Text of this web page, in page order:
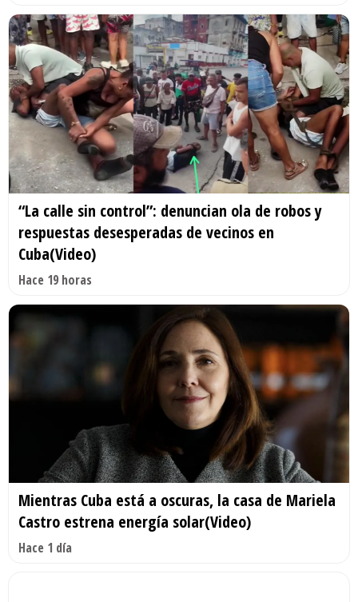
“La calle sin control”: denuncian ola de robos y
respuestas desesperadas de vecinos en
Cuba(Video)
Hace 19 horas
Mientras Cuba está a oscuras, la casa de Mariela
Castro estrena energía solar(Video)
Hace 1 día